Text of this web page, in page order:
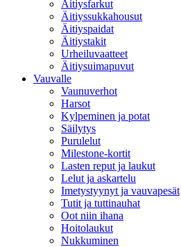
Äitiysfarkut
Äitiyssukkahousut
Äitiyspaidat
Äitiystakit
Urheiluvaatteet
Äitiysuimapuvut
Vauvalle
Vaunuverhot
Harsot
Kylpeminen ja potat
Säilytys
Purulelut
Milestone-kortit
Lasten reput ja laukut
Lelut ja askartelu
Imetystyynyt ja vauvapesät
Tutit ja tuttinauhat
Oot niin ihana
Hoitolaukut
Nukkuminen